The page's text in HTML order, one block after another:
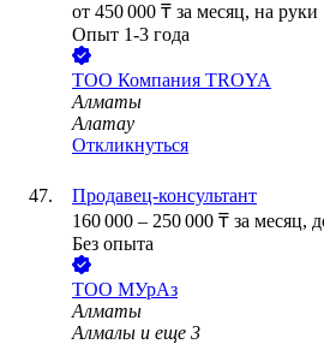
от 450 000 ₸ за месяц, на руки
Опыт 1-3 года
ТОО Компания TROYA
Алматы
Алатау
Откликнуться
Продавец-консультант
160 000 – 250 000 ₸ за месяц,
Без опыта
ТОО МУрАз
Алматы
Алмалы и еще 3